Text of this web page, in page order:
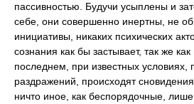
пассивностью. Будучи усыплены и
себе, они совершенно инертны, не
инициативы, никаких психических
сознания как бы застывает, так же
последнем, при известных условиях,
раздражений, происходят
ничто иное, как беспорядочные,